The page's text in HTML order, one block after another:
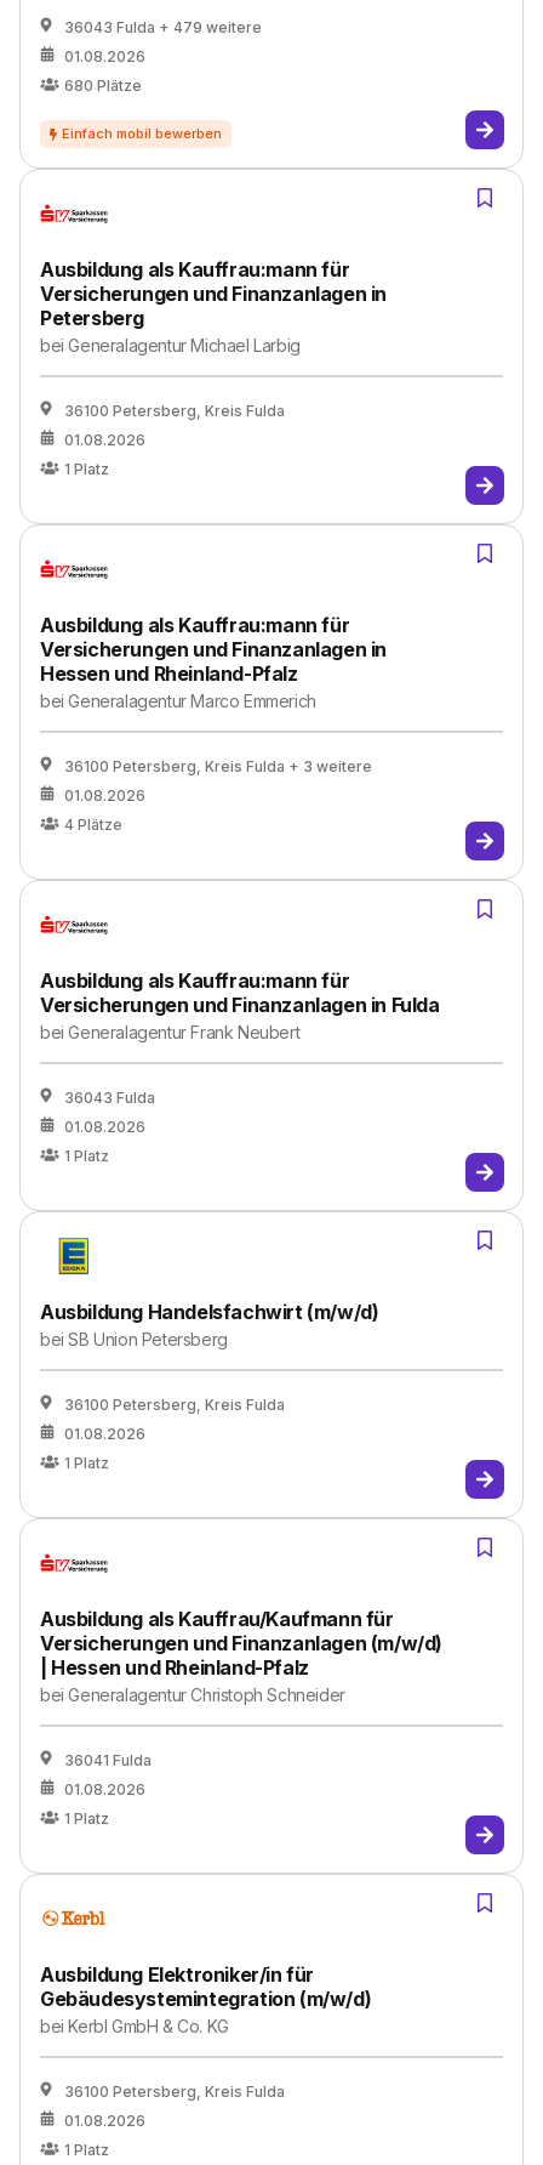
36043 Fulda + 479 weitere
01.08.2026
680 Plätze
Ausbildung als Kauffrau:mann für
Versicherungen und Finanzanlagen in
Petersberg
beiGeneralagentur Michael Larbig
36100 Petersberg, Kreis Fulda
01.08.2026
1 Platz
Ausbildung als Kauffrau:mann für
Versicherungen und Finanzanlagen in
Hessen und Rheinland-Pfalz
beiGeneralagentur Marco Emmerich
36100 Petersberg, Kreis Fulda + 3 weitere
01.08.2026
4 Plätze
Ausbildung als Kauffrau:mann für
Versicherungen und Finanzanlagen in Fulda
beiGeneralagentur Frank Neubert
36043 Fulda
01.08.2026
1 Platz
Ausbildung Handelsfachwirt (m/w/d)
beiSB Union Petersberg
36100 Petersberg, Kreis Fulda
01.08.2026
1 Platz
Ausbildung als Kauffrau/Kaufmann für
Versicherungen und Finanzanlagen (m/w/d)
| Hessen und Rheinland-Pfalz
beiGeneralagentur Christoph Schneider
36041 Fulda
01.08.2026
1 Platz
Ausbildung Elektroniker/in für
Gebäudesystemintegration (m/w/d)
beiKerbl GmbH & Co. KG
36100 Petersberg, Kreis Fulda
01.08.2026
1 Platz